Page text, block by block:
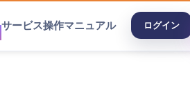
サービス操作マニュアル ログイン